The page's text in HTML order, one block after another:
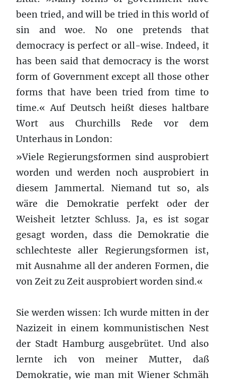
been tried, and will be tried in this world of
sin and woe. No one pretends that
democracy is perfect or all-wise. Indeed, it
has been said that democracy is the worst
form of Government except all those other
forms that have been tried from time to
time.« Auf Deutsch heißt dieses haltbare
Wort aus Churchills Rede vor dem
Unterhaus in London:
»Viele Regierungsformen sind ausprobiert
worden und werden noch ausprobiert in
diesem Jammertal. Niemand tut so, als
wäre die Demokratie perfekt oder der
Weisheit letzter Schluss. Ja, es ist sogar
gesagt worden, dass die Demokratie die
schlechteste aller Regierungsformen ist,
mit Ausnahme all der anderen Formen, die
von Zeit zu Zeit ausprobiert worden sind.«
Sie werden wissen: Ich wurde mitten in der
Nazizeit in einem kommunistischen Nest
der Stadt Hamburg ausgebrütet. Und also
lernte ich von meiner Mutter, daß
Demokratie, wie man mit Wiener Schmäh